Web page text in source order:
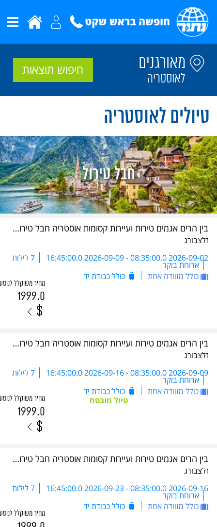
מאורגנים
לאוסטריה
חיפוש תוצאות
טיולים לאוסטריה
בין הרים אגמים טירות ועיירות קסומות אוסטריה חבל טירול כולל 5 ארוחות ערב- DSA 2026
זלצבורג
2026-09-02 08:35:00.0
- 7 לילות
ארוחת בוקר
כולל מזוודה אחת
כולל כבודת יד
מחיר משוקלל לנוסע
1999.0
$
בין הרים אגמים טירות ועיירות קסומות אוסטריה חבל טירול כולל 5 ארוחות ערב- DSA 2026
זלצבורג
2026-09-09 08:35:00.0
- 7 לילות
ארוחת בוקר
כולל מזוודה אחת
כולל כבודת יד
טיול מובטח
מחיר משוקלל לנוסע
1999.0
$
בין הרים אגמים טירות ועיירות קסומות אוסטריה חבל טירול כולל 5 ארוחות ערב- DSA 2026
זלצבורג
2026-09-16 08:35:00.0
- 7 לילות
ארוחת בוקר
כולל מזוודה אחת
כולל כבודת יד
מחיר משוקלל לנוסע